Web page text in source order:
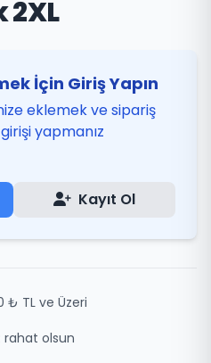
İçin Giriş Yapın
eklemek ve sipariş
yapmanız
Kayıt Ol
₺ TL ve Üzeri
rahat olsun